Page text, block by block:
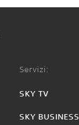
Servizi:
SKY TV
SKY BUSINESS